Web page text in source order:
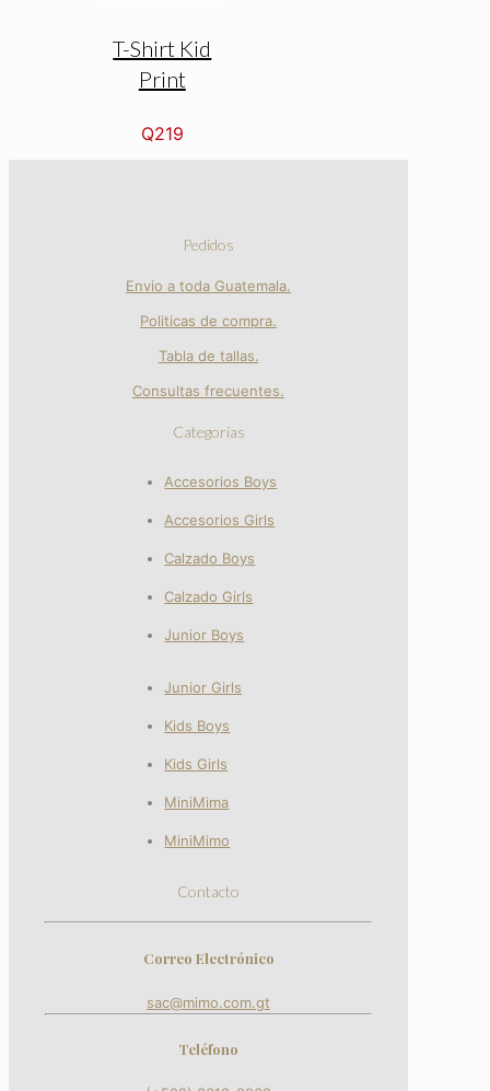
T-Shirt Kid
Print
Q219
Pedidos
Envio a toda Guatemala.
Politicas de compra.
Tabla de tallas.
Consultas frecuentes.
Categorías
Accesorios Boys
Accesorios Girls
Calzado Boys
Calzado Girls
Junior Boys
Junior Girls
Kids Boys
Kids Girls
MiniMima
MiniMimo
Contacto
Correo Electrónico
sac@mimo.com.gt
Teléfono